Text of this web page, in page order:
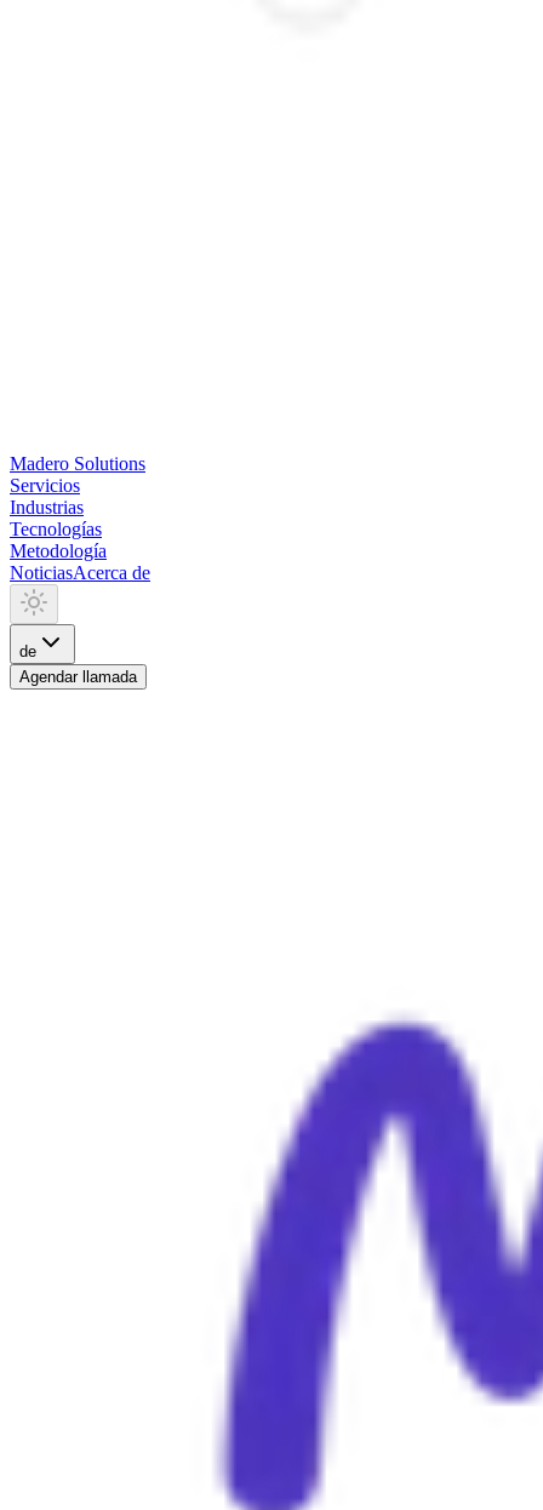
Madero Solutions
Servicios
Industrias
Tecnologías
Metodología
NoticiasAcerca de
de
Agendar llamada